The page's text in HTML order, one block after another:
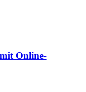
Online-